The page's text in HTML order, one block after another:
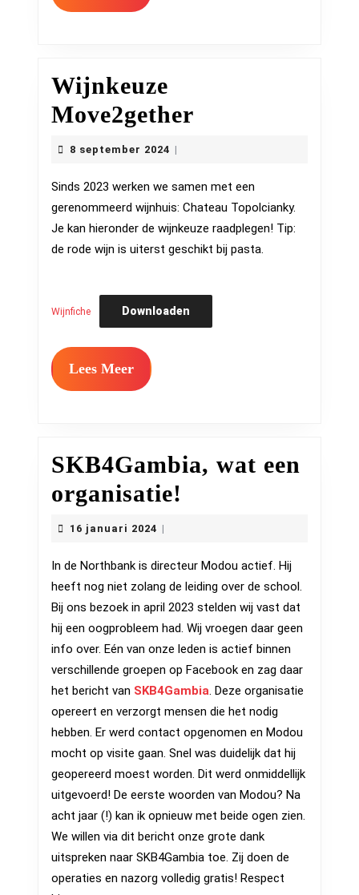
Meer
Wijnkeuze
Move2gether
8 september 2024
Sinds 2023 werken we samen met een
gerenommeerd wijnhuis: Chateau Topolcianky.
Je kan hieronder de wijnkeuze raadplegen! Tip:
de rode wijn is uiterst geschikt bij pasta.
Wijnfiche Downloaden
Lees MeerLees
Meer
SKB4Gambia, wat een
organisatie!
organisatie!
16 januari 2024 16|
In de Northbank is directeur Modou actief. Hij
heeft nog niet zolang de leiding over de school.
Bij ons bezoek in april 2023 stelden wij vast dat
hij een oogprobleem had. Wij vroegen daar geen
info over. Eén van onze leden is actief binnen
verschillende groepen op Facebook en zag daar
het bericht van SKB4Gambia . Deze organisatie
opereert en verzorgt mensen die het nodig
hebben. Er werd contact opgenomen en Modou
mocht op visite gaan. Snel was duidelijk dat hij
geopereerd moest worden. Dit werd onmiddellijk
uitgevoerd! De eerste woorden van Modou? Na
acht jaar (!) kan ik opnieuw met beide ogen zien.
We willen via dit bericht onze grote dank
uitspreken naar SKB4Gambia toe. Zij doen de
operaties en nazorg volledig gratis! Respect